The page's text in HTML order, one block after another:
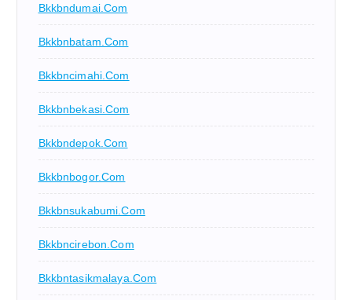
Bkkbndumai.com
Bkkbnbatam.com
Bkkbncimahi.com
Bkkbnbekasi.com
Bkkbndepok.com
Bkkbnbogor.com
Bkkbnsukabumi.com
Bkkbncirebon.com
Bkkbntasikmalaya.com